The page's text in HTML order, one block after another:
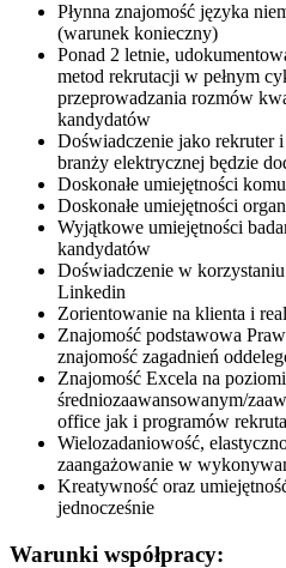
Płynna znajomość języka
(warunek konieczny)
Ponad 2 letnie,
metod rekrutacji w pełnym
przeprowadzania rozmów
kandydatów
Doświadczenie jako rekruter
branży elektrycznej będzie
Doskonałe umiejętności
Doskonałe umiejętności
Wyjątkowe umiejętności
kandydatów
Doświadczenie w
Linkedin
Zorientowanie na klienta i
Znajomość podstawowa
znajomość zagadnień
Znajomość Excela na
średniozaawansowanym/
office jak i programów
Wielozadaniowość,
zaangażowanie w
Kreatywność oraz
jednocześnie
Warunki współpracy: